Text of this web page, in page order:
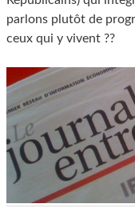
parlons plutôt de
ceux qui y vivent ??